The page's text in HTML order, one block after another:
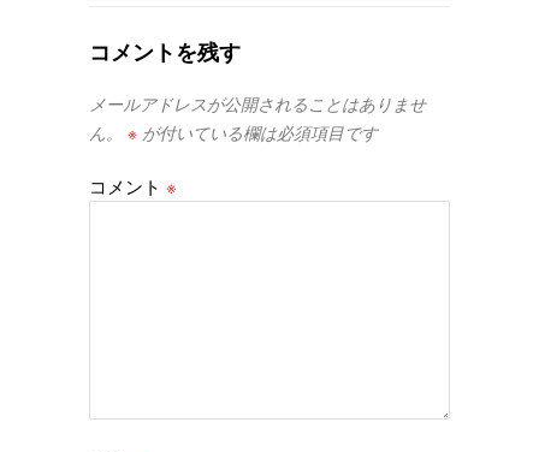
コメントを残す
メールアドレスが公開されることはありませ
ん。
※ が付いている欄は必須項目です
コメント ※